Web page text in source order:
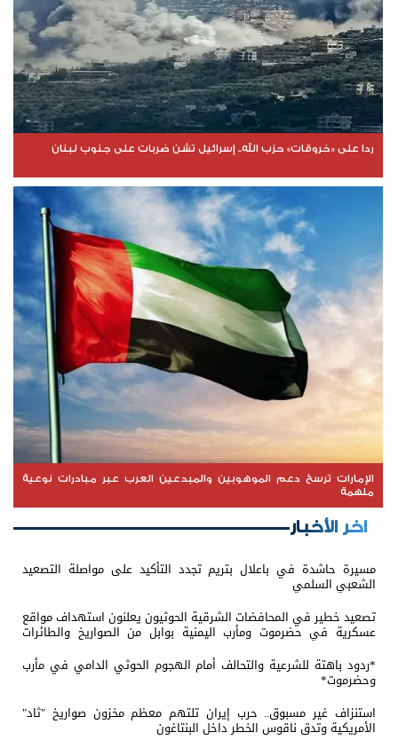
ردا على «خروقات» حزب الله.. إسرائيل تشن ضربات على جنوب لبنان
الإمارات ترسخ دعم الموهوبين والمبدعين العرب عبر مبادرات نوعية
ملهمة
اخر الأخبار
مسيرة حاشدة في باعلال بتريم تجدد التأكيد على مواصلة التصعيد
الشعبي السلمي
تصعيد خطير في المحافضات الشرقية الحوثيون يعلنون استهداف مواقع
عسكرية في حضرموت ومأرب اليمنية بوابل من الصواريخ والطائرات
*ردود باهتة للشرعية والتحالف أمام الهجوم الحوثي الدامي في مأرب
وحضرموت*
استنزاف غير مسبوق.. حرب إيران تلتهم معظم مخزون صواريخ "ثاد"
الأمريكية وتدق ناقوس الخطر داخل البنتاغون